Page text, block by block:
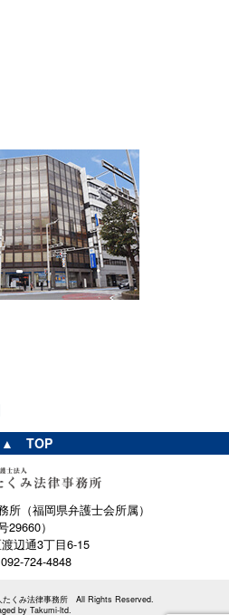
▲ TOP
（福岡県弁護士会所属）
）
辺通3丁目6-15
724-4848
たくみ法律事務所 All Rights Reserved.
by Takumi-ltd.